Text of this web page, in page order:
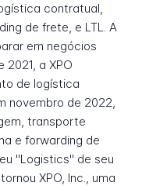
contratual,
de frete, e LTL. A
em negócios
a XPO
de logística
novembro de 2022,
transporte
e forwarding de
"Logistics" de seu
XPO, Inc., uma